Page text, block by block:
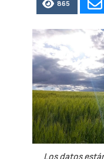
865
Los datos